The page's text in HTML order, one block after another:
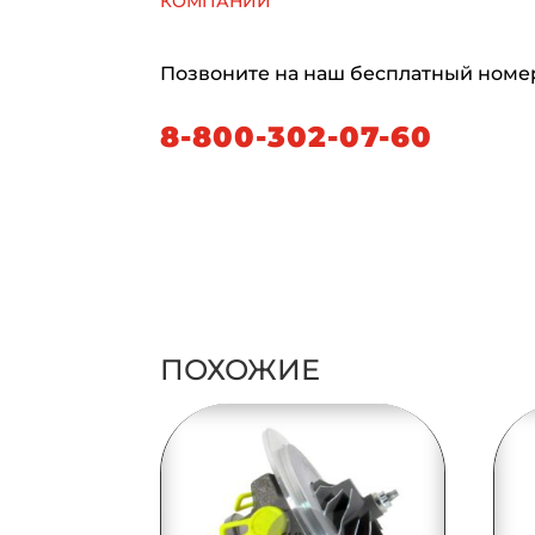
Позвоните на наш бесплатный
8-800-302-07-60
ПОХОЖИЕ